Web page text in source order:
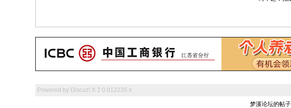
Powered by Discuz! X 2 0.012235 s
梦溪论坛的帖